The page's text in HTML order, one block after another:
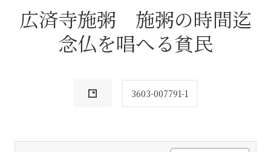
広済寺施粥 施粥の時間迄
念仏を唱へる貧民
3603-007791-1